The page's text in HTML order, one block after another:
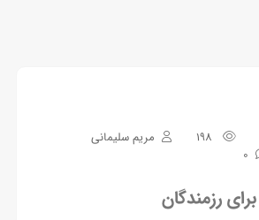
مریم سلیمانی
0
رزمندگان